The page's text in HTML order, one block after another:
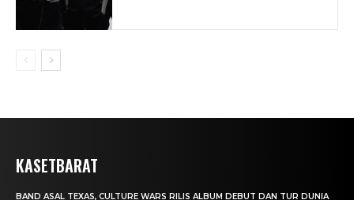
KASETBARAT
BAND ASAL TEXAS, CULTURE WARS RILIS ALBUM DEBUT DAN TUR DUNIA